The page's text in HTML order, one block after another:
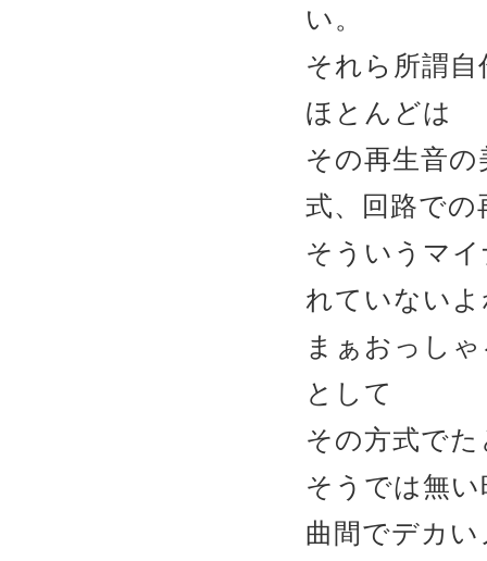
い。
それら所謂
ほとんどは
その再生音
式、回路で
そういうマ
れていない
まぁおっし
として
その方式で
そうでは無
曲間でデカ